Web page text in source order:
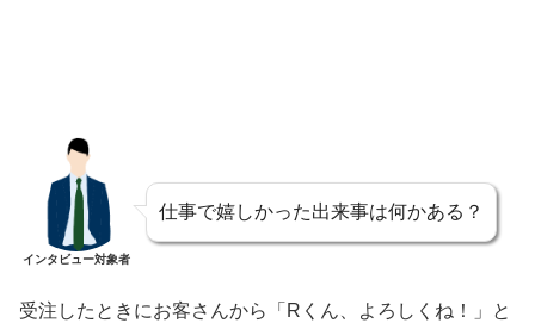
インタビュー対象者
仕事で嬉しかった出来事は何かある？
受注したときにお客さんから「Rくん、よろしくね！」と